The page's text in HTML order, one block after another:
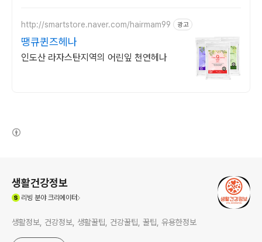
http://smartstore.naver.com/hairmam99 광고
땡큐퀸즈헤나
인도산 라자스탄지역의 어린잎 천연헤나
생활건강정보
리빙 분야 크리에이터
생활정보, 건강정보, 생활꿀팁, 건강꿀팁, 꿀팁, 유용한정보